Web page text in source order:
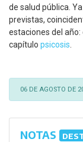
de salud pública.
previstas,
estaciones del
capítulo psicosis
06 DE AGOSTO DE
NOTAS